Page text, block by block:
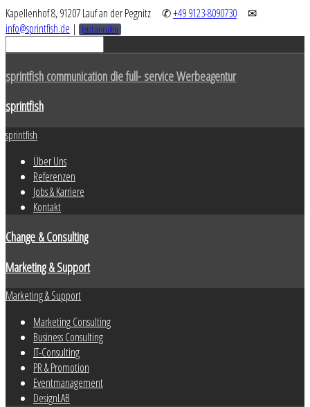
Kapellenhof 8, 91207 Lauf an der Pegnitz ✆+49 9123-8090730
✉
info@sprintfish.de | Jetzt anrufen
sprintfish communication die full- service Werbeagentur
sprintfish
sprintfish
Über Uns
Referenzen
Jobs & Karriere
Kontakt
Change & Consulting
Marketing & Support
Marketing & Support
Marketing Consulting
Business Consulting
IT-Consulting
PR & Promotion
Eventmanagement
DesignLAB